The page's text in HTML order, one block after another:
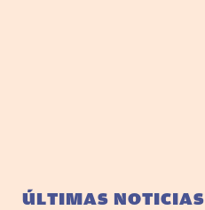
ÚLTIMAS NOTICIAS